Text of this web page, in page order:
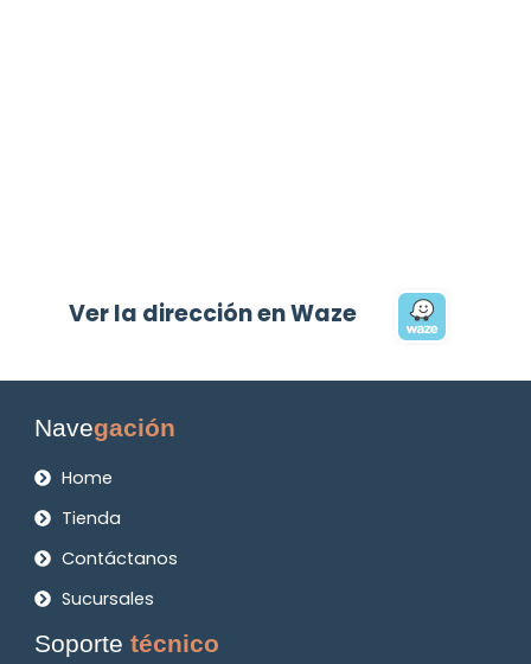
Ver la dirección en Waze
Navegación
Home
Tienda
Contáctanos
Sucursales
Soportetécnico